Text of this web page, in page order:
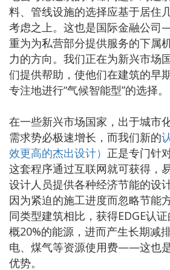
料、管线设施的选择应基于居住
考虑之上。这也是国际金融公
重为为私营部分提供服务的下
力的方向。我们正在为新兴市场
们提供帮助，使他们在建筑的早
专注地进行“气候智能型”的选择。
在一些新兴市场国家，出于城市
需求势必极速增长，而我们新的
效更高的杰出设计） 正是专门针
这套程序通过互联网就可获得，
设计人员提供各种经济节能的设
因为紧迫的施工进度而忽略节能
同类型建筑相比，获得EDGE认
概20%的能源，进而产生长期减
电、煤气等资源使用费——这也
优势。